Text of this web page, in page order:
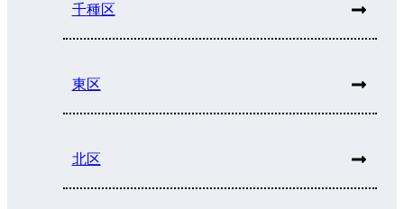
千種区
東区
北区